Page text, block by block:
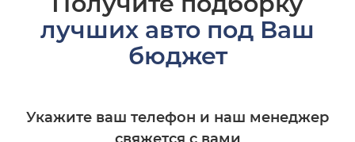
лучших авто под Ваш
бюджет
Укажите ваш телефон и наш менеджер